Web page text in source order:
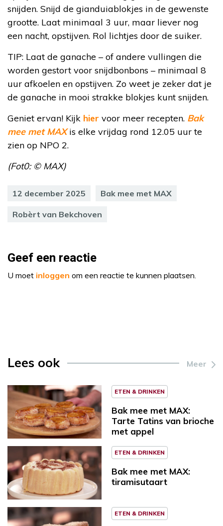
snijden. Snijd de gianduiablokjes in de gewenste
grootte. Laat minimaal 3 uur, maar liever nog
een nacht, opstijven. Rol lichtjes door de suiker.
TIP: Laat de ganache – of andere vullingen die
worden gestort voor snijdbonbons – minimaal 8
uur afkoelen en opstijven. Zo weet je zeker dat je
de ganache in mooi strakke blokjes kunt snijden.
Geniet ervan! Kijk hier voor meer recepten. Bak
mee met MAXis elke vrijdag rond 12.05 uur te
zien op NPO 2.
(Fot0: © MAX)
12 december 2025 Bak mee met MAX
Robèrt van Bekchoven
Geef een reactie
U moet inloggen om een reactie te kunnen plaatsen.
Lees ook Meer
ETEN & DRINKEN
Bak mee met MAX:
Tarte Tatins van brioche
met appel
ETEN & DRINKEN
Bak mee met MAX:
tiramisutaart
ETEN & DRINKEN